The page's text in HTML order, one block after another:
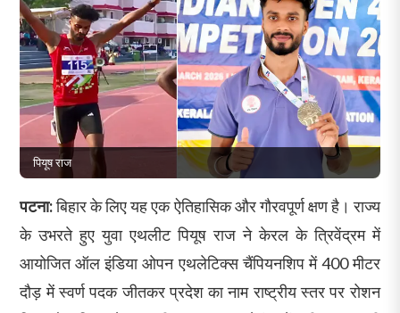
पियूष राज
पटना:बिहार के लिए यह एक ऐतिहासिक और गौरवपूर्ण क्षण है। राज्य
के उभरते हुए युवा एथलीट पियूष राज ने केरल के त्रिवेंद्रम में
आयोजित ऑल इंडिया ओपन एथलेटिक्स चैंपियनशिप में 400 मीटर
दौड़ में स्वर्ण पदक जीतकर प्रदेश का नाम राष्ट्रीय स्तर पर रोशन